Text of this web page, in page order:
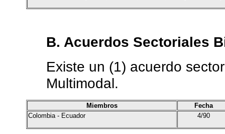
B. Acuerdos Sectoriales
Existe un (1) acuerdo
Multimodal.
Miembros
Fecha
Colombia - Ecuador
4/90